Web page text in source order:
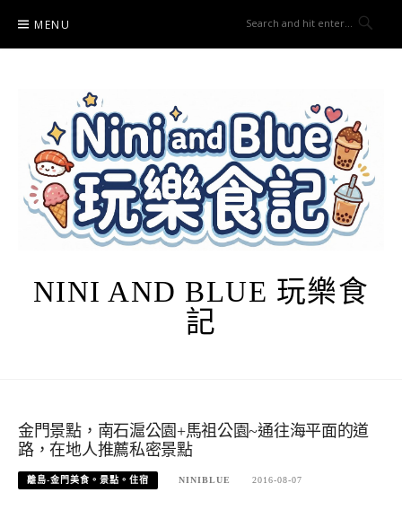
content
MENU
NINI AND BLUE 玩樂食
記
金門景點，南石滬公園+馬祖公園~通往海平面的道
路，在地人推薦私密景點
離島-金門美食。景點。住宿 NINIBLUE 2016-08-07